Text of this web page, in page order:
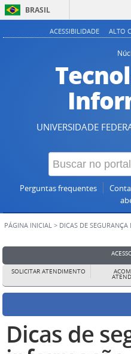
BRASIL
ACESSIBILIDADE ALTO
UNIVERSIDADE
Perguntas frequentes
PÁGINA INICIAL > DICAS DE
SOLICITAR ATENDIMENTO
Dicas de